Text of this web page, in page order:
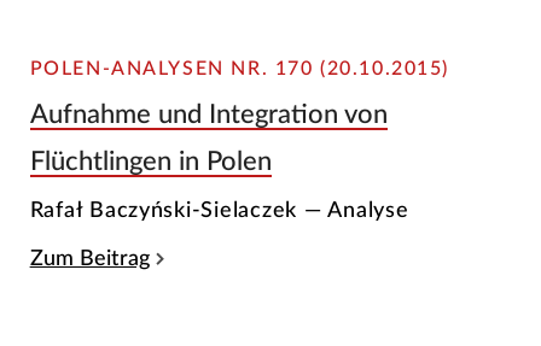
POLEN-ANALYSEN NR. 170 (20.10.2015)
Aufnahme und Integration von
Flüchtlingen in Polen
Rafał Baczyński-Sielaczek — Analyse
Zum Beitrag